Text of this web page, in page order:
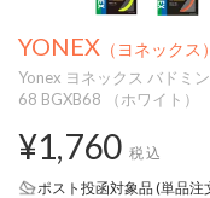
YONEX （ヨネックス）
Yonex ヨネックス バドミ
68 BGXB68 （ホワイト）
¥1,760 税込
ポスト投函対象品 (単品注